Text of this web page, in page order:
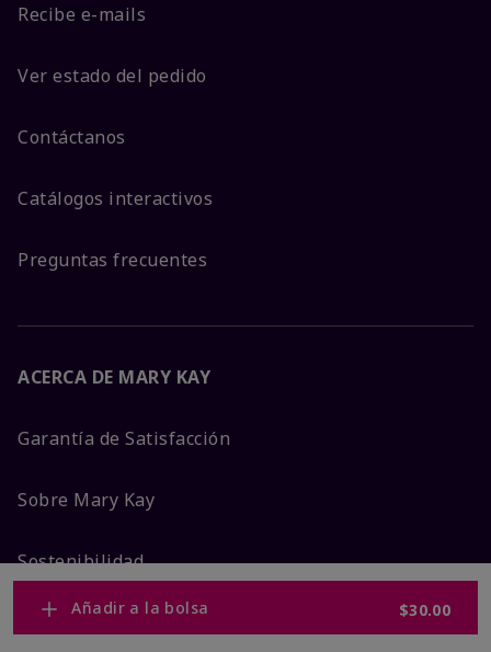
Añadir a la bolsa $30.00
Recibe e-mails
Ver estado del pedido
Contáctanos
Catálogos interactivos
Preguntas frecuentes
ACERCA DE MARY KAY
Garantía de Satisfacción
Sobre Mary Kay
Sostenibilidad
Promesa De Producto